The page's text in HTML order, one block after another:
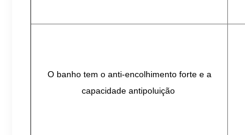
O banho tem o anti-encolhimento forte e a
capacidade antipoluição